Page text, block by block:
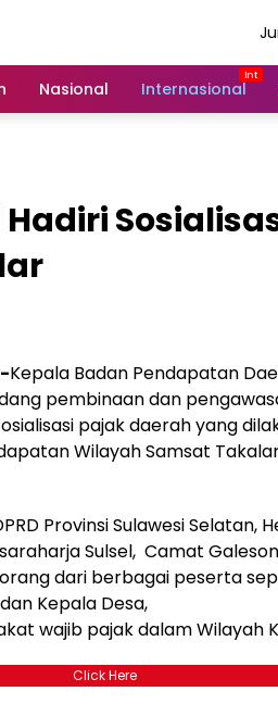
Nasional Internasional
Kepala Badan Pendapatan
pembinaan dan
pajak daerah yang
Wilayah Samsat
Provinsi Sulawesi Selatan,
Sulsel, Camat
dari berbagai peserta
Kepala Desa,
wajib pajak dalam Wilayah
Click Here